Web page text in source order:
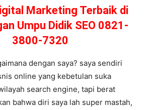
Marketing Terbaik di
Umpu Didik SEO 0821-
3800-7320
dengan saya? saya sendiri
online yang kebetulan suka
search engine, tapi berat
bahwa diri saya lah super mastah,